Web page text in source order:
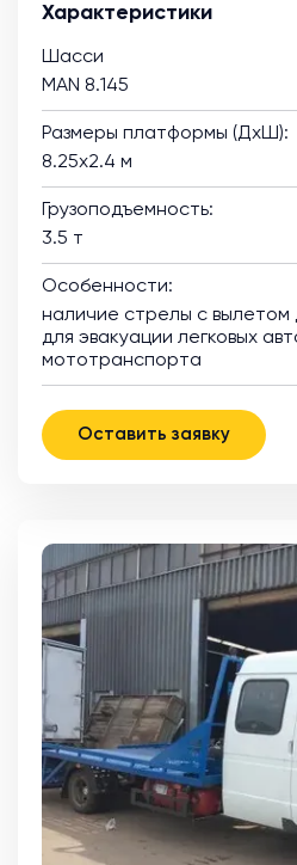
Характеристики
Шасси
MAN 8.145
Размеры платформы (ДхШ):
8.25х2.4 м
Грузоподъемность:
3.5 т
Особенности:
наличие стрелы с вылетом
для эвакуации легковых
мототранспорта
Оставить заявку